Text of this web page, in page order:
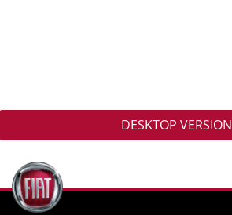
DESKTOP VERSION